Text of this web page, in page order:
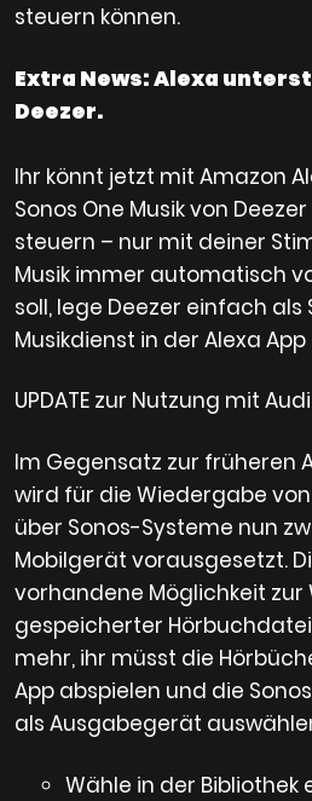
steuern können.
Extra News: Alexa
Deezer.
Ihr könnt jetzt mit Amazon
Sonos One Musik von
steuern – nur mit deiner
Musik immer automatisch
soll, lege Deezer einfach
Musikdienst in der Alexa
UPDATE zur Nutzung mit
Im Gegensatz zur früheren
wird für die Wiedergabe
über Sonos-Systeme nun
Mobilgerät vorausgesetzt.
vorhandene Möglichkeit zur
gespeicherter
mehr, ihr müsst die
App abspielen und die
als Ausgabegerät
Wähle in der Bibliothek